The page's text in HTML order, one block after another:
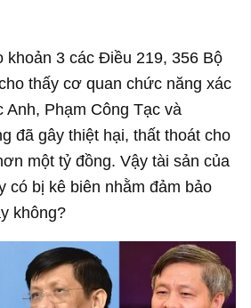
khoản 3 các Điều 219, 356 Bộ
thấy cơ quan chức năng xác
Anh, Phạm Công Tạc và
đã gây thiệt hại, thất thoát cho
một tỷ đồng. Vậy tài sản của
có bị kê biên nhằm đảm bảo
không?